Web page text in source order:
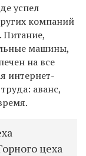
успел
компаний
машины,
на все
интернет-
аванс,
цеха